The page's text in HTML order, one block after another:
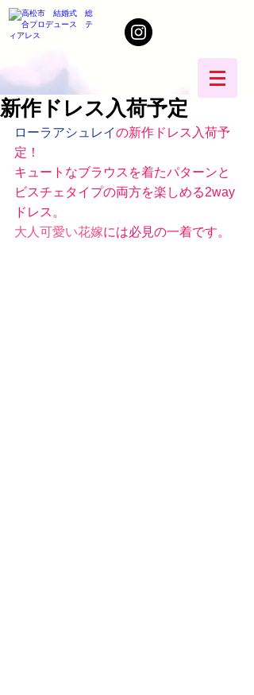
新作ドレス入荷予定
ローラアシュレイの新作ドレス入荷予
定！
キュートなブラウスを着たパターンと
ビスチェタイプの両方を楽しめる2way
ドレス。
大人可愛い花嫁には必見の一着です。